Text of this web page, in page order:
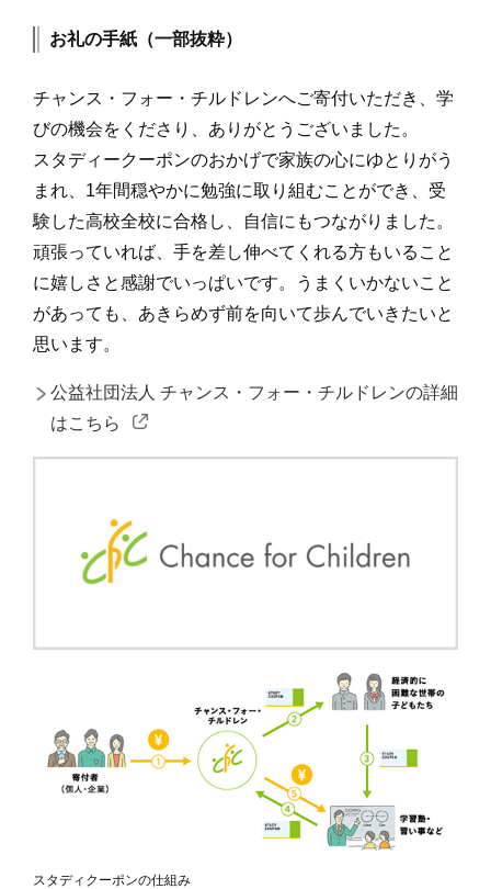
お礼の手紙（一部抜粋）
チャンス・フォー・チルドレンへご寄付いただき、学
びの機会をくださり、ありがとうございました。
スタディークーポンのおかげで家族の心にゆとりがう
まれ、1年間穏やかに勉強に取り組むことができ、受
験した高校全校に合格し、自信にもつながりました。
頑張っていれば、手を差し伸べてくれる方もいること
に嬉しさと感謝でいっぱいです。うまくいかないこと
があっても、あきらめず前を向いて歩んでいきたいと
思います。
公益社団法人 チャンス・フォー・チルドレンの詳細
はこちら
スタディクーポンの仕組み